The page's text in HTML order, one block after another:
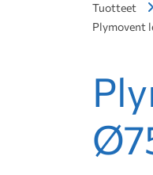
Tuotteet
Plymovent